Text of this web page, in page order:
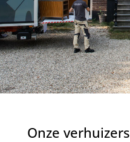
Onze verhuizers